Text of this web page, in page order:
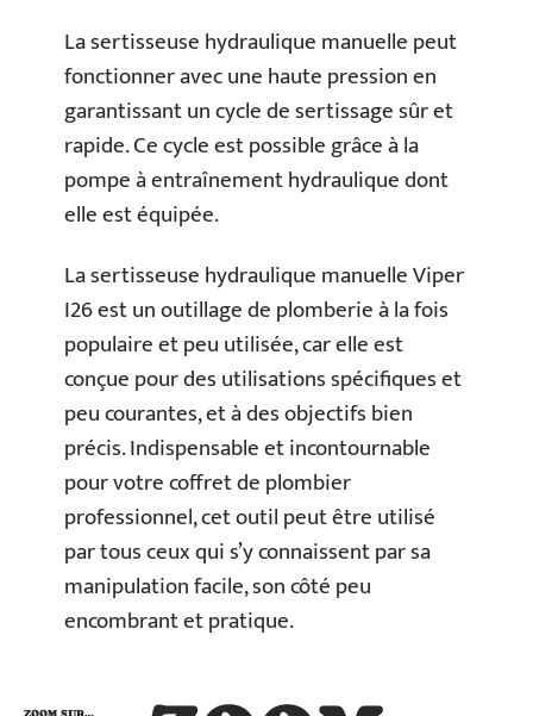
La sertisseuse hydraulique manuelle peut
fonctionner avec une haute pression en
garantissant un cycle de sertissage sûr et
rapide. Ce cycle est possible grâce à la
pompe à entraînement hydraulique dont
elle est équipée.
La sertisseuse hydraulique manuelle Viper
I26 est un outillage de plomberie à la fois
populaire et peu utilisée, car elle est
conçue pour des utilisations spécifiques et
peu courantes, et à des objectifs bien
précis. Indispensable et incontournable
pour votre coffret de plombier
professionnel, cet outil peut être utilisé
par tous ceux qui s’y connaissent par sa
manipulation facile, son côté peu
encombrant et pratique.
ZOOM SUR…